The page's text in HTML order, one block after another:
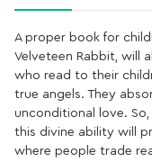
A proper book for
Velveteen Rabbit, will
who read to their
true angels. They
unconditional love.
this divine ability will
where people trade